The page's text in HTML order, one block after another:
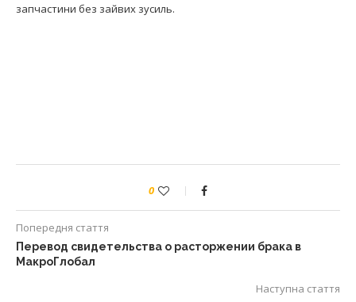
запчастини без зайвих зусиль.
0
Попередня стаття
Перевод свидетельства о расторжении брака в
МакроГлобал
Наступна стаття